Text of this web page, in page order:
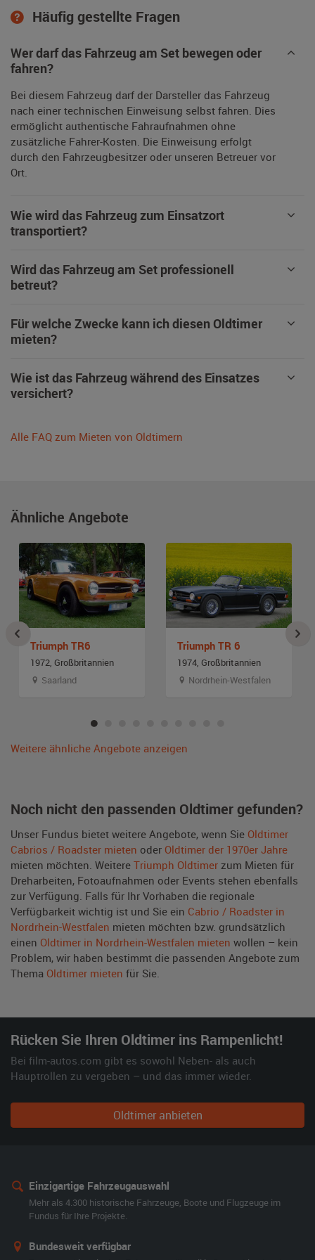
Häufig gestellte Fragen
Wer darf das Fahrzeug am Set bewegen oder
fahren?
Bei diesem Fahrzeug darf der Darsteller das Fahrzeug
nach einer technischen Einweisung selbst fahren. Dies
ermöglicht authentische Fahraufnahmen ohne
zusätzliche Fahrer-Kosten. Die Einweisung erfolgt
durch den Fahrzeugbesitzer oder unseren Betreuer vor
Ort.
Wie wird das Fahrzeug zum Einsatzort
transportiert?
Wird das Fahrzeug am Set professionell
betreut?
Für welche Zwecke kann ich diesen Oldtimer
mieten?
Wie ist das Fahrzeug während des Einsatzes
versichert?
Alle FAQ zum Mieten von Oldtimern
Ähnliche Angebote
Triumph TR6
1972, Großbritannien
Saarland
Triumph TR 6
1974, Großbritannien
Nordrhein-Westfalen
Weitere ähnliche Angebote anzeigen
Noch nicht den passenden Oldtimer gefunden?
Unser Fundus bietet weitere Angebote, wenn Sie Oldtimer
Cabrios / Roadster mieten oder Oldtimer der 1970er Jahre
mieten möchten. Weitere Triumph Oldtimer zum Mieten für
Dreharbeiten, Fotoaufnahmen oder Events stehen ebenfalls
zur Verfügung. Falls für Ihr Vorhaben die regionale
Verfügbarkeit wichtig ist und Sie ein Cabrio / Roadster in
Nordrhein-Westfalen mieten möchten bzw. grundsätzlich
einen Oldtimer in Nordrhein-Westfalen mieten wollen – kein
Problem, wir haben bestimmt die passenden Angebote zum
Thema Oldtimer mieten für Sie.
Rücken Sie Ihren Oldtimer ins Rampenlicht!
Bei film-autos.com gibt es sowohl Neben- als auch
Hauptrollen zu vergeben – und das immer wieder.
Oldtimer anbieten
Einzigartige Fahrzeugauswahl
Mehr als 4.300 historische Fahrzeuge, Boote und Flugzeuge im
Fundus für Ihre Projekte.
Bundesweit verfügbar